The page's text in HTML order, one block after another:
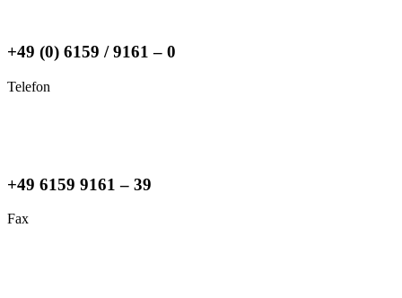
+49 (0) 6159 / 9161 – 0
Telefon
+49 6159 9161 – 39
Fax